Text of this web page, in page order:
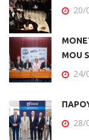
20/
MOU
24/
28/